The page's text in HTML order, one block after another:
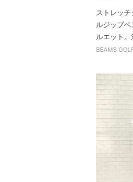
ストレッ
ルジップ
ルエット
BEAMS